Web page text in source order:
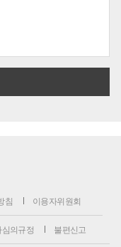
침 이용자위원회
심의규정 불편신고